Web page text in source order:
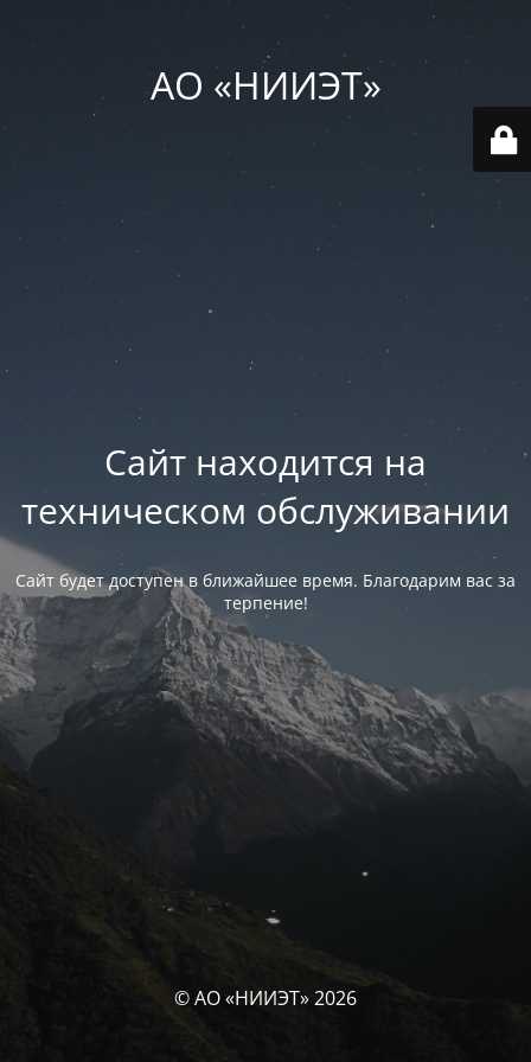
АО «НИИЭТ»
Сайт находится на
техническом обслуживании
Сайт будет доступен в ближайшее время. Благодарим вас за
терпение!
© АО «НИИЭТ» 2026